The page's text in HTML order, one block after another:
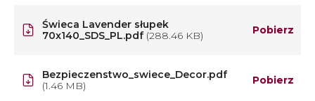
Świeca Lavender słupek
70x140_SDS_PL.pdf (288.46 KB) Pobierz
Bezpieczenstwo_swiece_Decor.pdf
(1.46 MB)
Pobierz